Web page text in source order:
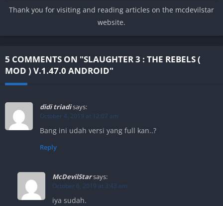
Thank you for visiting and reading articles on the mcdevilstar
website.
5 COMMENTS ON "SLAUGHTER 3 : THE REBELS (
MOD ) V.1.47.0 ANDROID"
didi triadisays:
October 4, 2019 at 12:07 am
Bang ini udah versi yang full kan..?
Reply
McDevilStarsays:
October 6, 2019 at 3:43 am
iya sudah.